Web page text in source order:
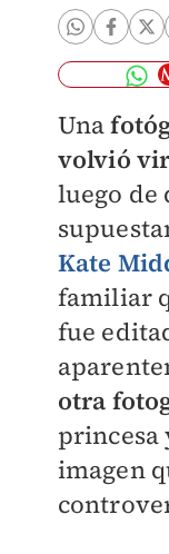
Una
volvió
luego de
Kate
familiar
fue
otra
princesa
imagen